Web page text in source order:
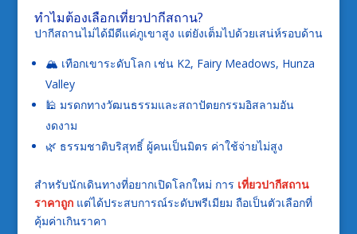
ทำไมต้องเลือกเที่ยวปากีสถาน?
ปากีสถานไม่ได้มีดีแค่ภูเขาสูง แต่ยังเต็มไปด้วยเสน่ห์รอบด้าน
🏔️ เทือกเขาระดับโลก เช่น K2, Fairy Meadows, Hunza
Valley
🕌 มรดกทางวัฒนธรรมและสถาปัตยกรรมอิสลามอัน
งดงาม
🌿 ธรรมชาติบริสุทธิ์ ผู้คนเป็นมิตร ค่าใช้จ่ายไม่สูง
สำหรับนักเดินทางที่อยากเปิดโลกใหม่ การ เที่ยวปากีสถาน
ราคาถูกแต่ได้ประสบการณ์ระดับพรีเมียม ถือเป็นตัวเลือกที่
คุ้มค่าเกินราคา